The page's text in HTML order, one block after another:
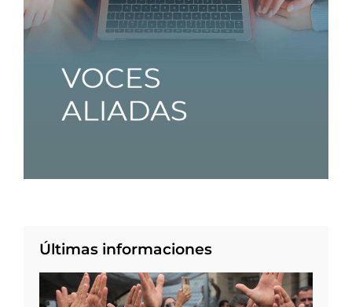
Últimas informaciones